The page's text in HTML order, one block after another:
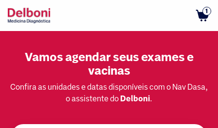
1
Vamos agendar seus exames e
vacinas
Confira as unidades e datas disponíveis com o Nav Dasa,
o assistente do Delboni.